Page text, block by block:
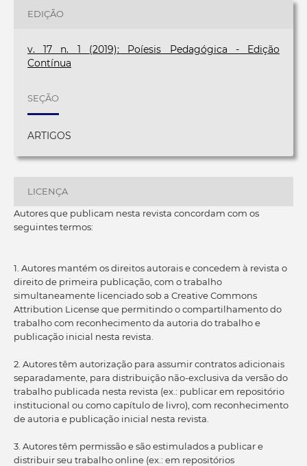
EDIÇÃO
v. 17 n. 1 (2019): Poíesis Pedagógica - Edição
Contínua
SEÇÃO
ARTIGOS
LICENÇA
Autores que publicam nesta revista concordam com os
seguintes termos:
1. Autores mantém os direitos autorais e concedem à revista o
direito de primeira publicação, com o trabalho
simultaneamente licenciado sob a Creative Commons
Attribution License que permitindo o compartilhamento do
trabalho com reconhecimento da autoria do trabalho e
publicação inicial nesta revista.
2. Autores têm autorização para assumir contratos adicionais
separadamente, para distribuição não-exclusiva da versão do
trabalho publicada nesta revista (ex.: publicar em repositório
institucional ou como capítulo de livro), com reconhecimento
de autoria e publicação inicial nesta revista.
3. Autores têm permissão e são estimulados a publicar e
distribuir seu trabalho online (ex.: em repositórios